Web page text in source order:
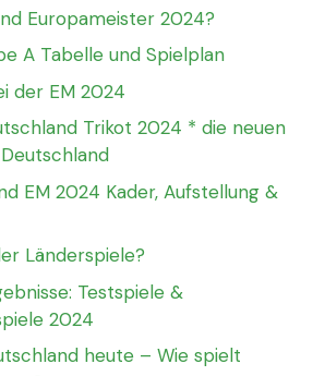
Europameister 2024?
A Tabelle und Spielplan
der EM 2024
Trikot 2024 * die neuen
EM 2024 Kader, Aufstellung &
Länderspiele?
Testspiele &
2024
heute – Wie spielt